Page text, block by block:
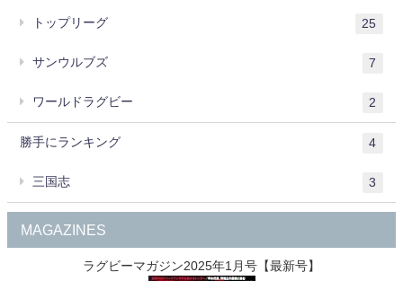
トップリーグ 25
サンウルブズ 7
ワールドラグビー 2
勝手にランキング 4
三国志 3
MAGAZINES
ラグビーマガジン2025年1月号【最新号】